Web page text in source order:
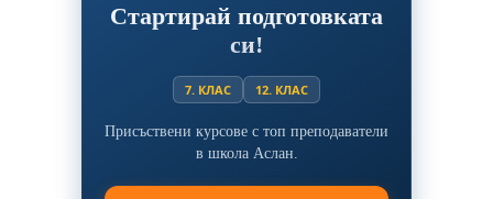
Стартирай подготовката
си!
7. КЛАС 12. КЛАС
Присъствени курсове с топ преподаватели
в школа Аслан.